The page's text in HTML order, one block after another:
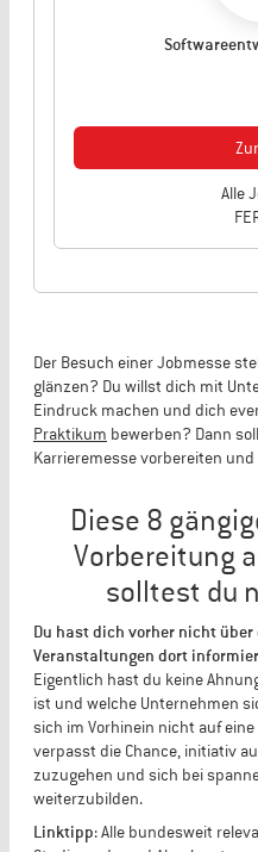
Alle
Der Besuch einer Jobmesse
glänzen? Du willst dich mit
Eindruck machen und dich
Praktikum bewerben? Dann
Karrieremesse vorbereiten
Diese 8
Vorbereitung
solltest du
Du hast dich vorher nicht über
Veranstaltungen dort
Eigentlich hast du keine
ist und welche Unternehmen
sich im Vorhinein nicht auf
verpasst die Chance, initiativ
zuzugehen und sich bei
weiterzubilden.
Linktipp: Alle bundesweit